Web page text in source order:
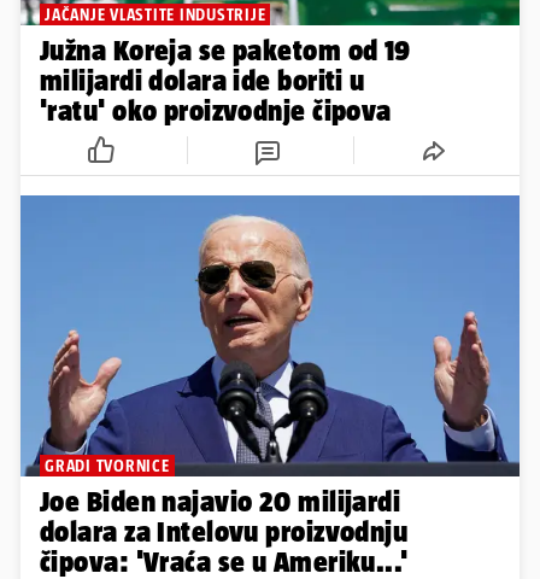
JAČANJE VLASTITE INDUSTRIJE
Južna Koreja se paketom od 19
milijardi dolara ide boriti u
'ratu' oko proizvodnje čipova
GRADI TVORNICE
Joe Biden najavio 20 milijardi
dolara za Intelovu proizvodnju
čipova: 'Vraća se u Ameriku...'